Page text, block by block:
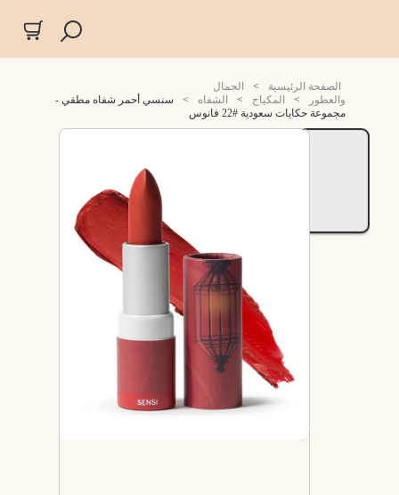
الصفحة الرئيسية >
الجمال
والعطور
> المكياج > الشفاه >
سنسي أحمر شفاه مطفي -
مجموعة حكايات سعودية #22 فانوس